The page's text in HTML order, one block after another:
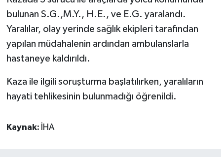
bulunan S.G.,M.Y., H.E., ve E.G. yaralandı.
Yaralılar, olay yerinde sağlık ekipleri tarafından
yapılan müdahalenin ardından ambulanslarla
hastaneye kaldırıldı.
Kaza ile ilgili soruşturma başlatılırken, yaralıların
hayati tehlikesinin bulunmadığı öğrenildi.
Kaynak: İHA